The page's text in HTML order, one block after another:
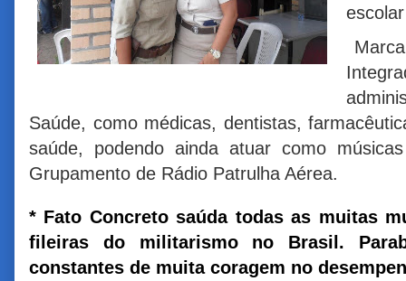
Saúde, como médicas, dentistas,
saúde, podendo ainda atuar como
Grupamento de Rádio Patrulha Aérea.
* Fato Concreto saúda todas as muitas
fileiras do militarismo no Brasil.
constantes de muita coragem no